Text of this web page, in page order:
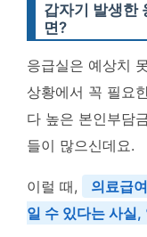
갑자기 발생한
면?
응급실은 예상치
상황에서 꼭 필요
다 높은 본인부담
들이 많으신데요.
이럴 때,
의료급
일 수 있다는 사실,